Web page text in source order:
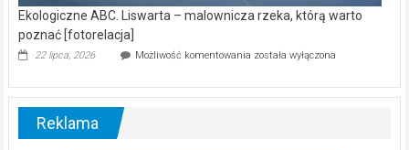
Ekologiczne ABC. Liswarta – malownicza rzeka, którą warto
poznać [fotorelacja]
22 lipca, 2026 Możliwość komentowania Ekologiczne
–
została wyłączona
Reklama